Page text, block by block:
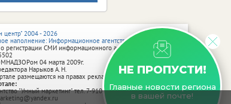
НЕ ПРОПУСТИ!
Главные новости региона
в вашей почте!
центр" 2004 - 2026
наполнение: Информационное агентство vRossii.ru
о регистрации СМИ информационного агентства vRossii.ru
04 марта 2009г.
Нарыков А. Н.
размещаются на правах рекламы.
"Умный маркетинг" тел. 7-910-267-70-40,